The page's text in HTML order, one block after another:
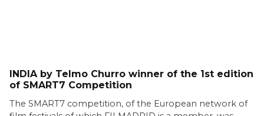
INDIA by Telmo Churro winner of the 1st edition
of SMART7 Competition
The SMART7 competition, of the European network of